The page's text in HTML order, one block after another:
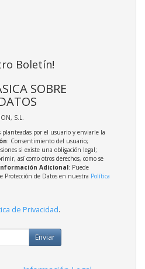
Boletín!
SOBRE
S.L.
planteadas por el usuario y enviarle la
: Consentimiento del usuario;
si existe una obligación legal;
así como otros derechos, como se
Adicional: Puede
Protección de Datos en nuestra Política
de Privacidad.
Enviar